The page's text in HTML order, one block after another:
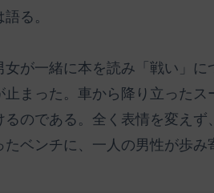
る。
女が一緒に本を読み「戦い」
まった。車から降り立った
のである。全く表情を変え
ベンチに、一人の男性が歩み